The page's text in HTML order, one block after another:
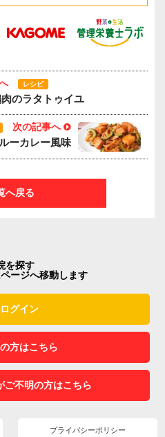
レシピ
のラタトゥイユ
次の記事へ
ーカレー風味
へ戻る
を探す
ージへ移動します
ログイン
方はこちら
ご不明の方はこちら
プライバシーポリシー